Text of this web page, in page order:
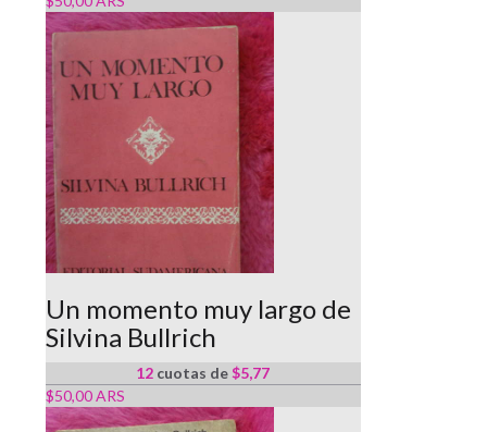
Un momento muy largo de
Silvina Bullrich
12 cuotas de$5,77
$50,00 ARS